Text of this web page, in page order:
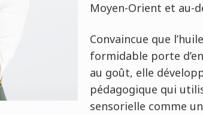
Moyen-Orient et au-
Convaincue que
formidable porte
au goût, elle
pédagogique qui
sensorielle comme